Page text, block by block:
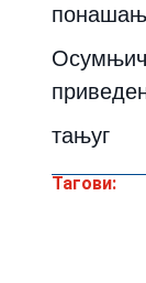
тањуг
Тагови: